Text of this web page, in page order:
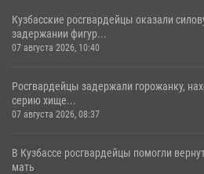
Кузбасские росгвардейцы оказали
задержании фигур...
07 августа 2026, 10:40
Росгвардейцы задержали горожанку,
серию хище...
07 августа 2026, 08:37
В Кузбассе росгвардейцы помогли
мать